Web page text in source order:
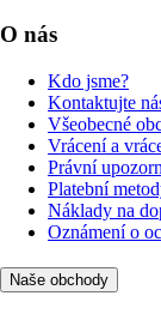
O nás
Kdo jsme?
Kontaktujte
Všeobecné
Vrácení a
Právní
Platební
Náklady na
Oznámení o
Naše obchody